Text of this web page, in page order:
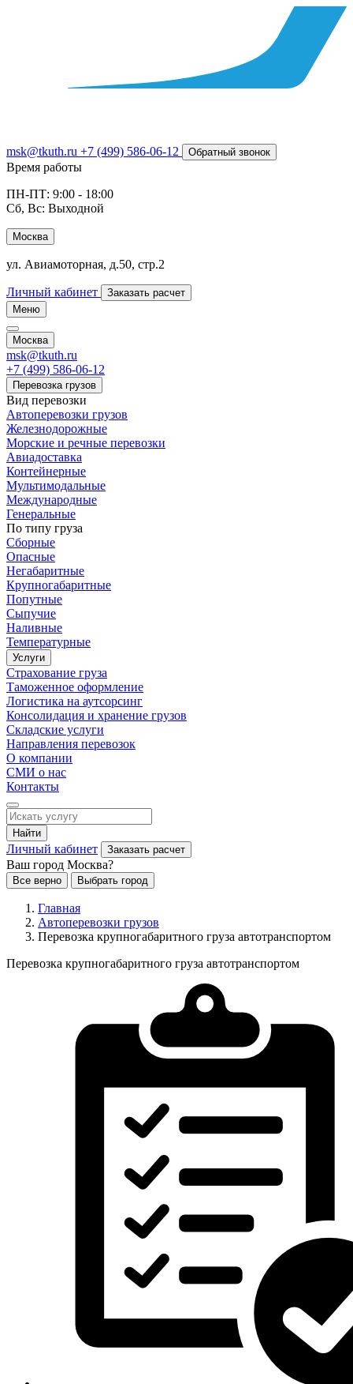
msk@tkuth.ru +7 (499) 586-06-12 Обратный звонок
Время работы
ПН-ПТ: 9:00 - 18:00
Сб, Вс: Выходной
Москва
ул. Авиамоторная, д.50, стр.2
Личный кабинет
Заказать расчет
Меню
Москва
msk@tkuth.ru
+7 (499) 586-06-12
Перевозка грузов
Вид перевозки
Автоперевозки грузов
Железнодорожные
Морские и речные перевозки
Авиадоставка
Контейнерные
Мультимодальные
Международные
Генеральные
По типу груза
Сборные
Опасные
Негабаритные
Крупногабаритные
Попутные
Сыпучие
Наливные
Температурные
Услуги
Страхование груза
Таможенное оформление
Логистика на аутсорсинг
Консолидация и хранение грузов
Складские услуги
Направления перевозок
О компании
СМИ о нас
Контакты
Найти
Личный кабинет Заказать расчет
Ваш город Москва?
Все верно Выбрать город
Главная
Автоперевозки грузов
Перевозка крупногабаритного груза автотранспортом
Перевозка крупногабаритного груза автотранспортом